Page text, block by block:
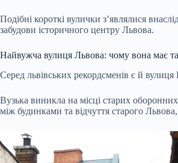
Подібні короткі вулички з’являлися
забудови історичного центру Львова.
Найвужча вулиця Львова: чому вона має
Серед львівських рекордсменів є й вулиця
Вузька виникла на місці старих оборонних
між будинками та відчуття старого